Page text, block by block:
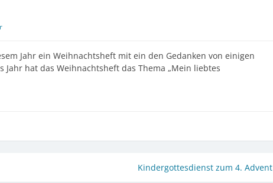
Jahr ein Weihnachtsheft mit ein den Gedanken von einigen
Jahr hat das Weihnachtsheft das Thema „Mein liebtes
Kindergottesdienst zum 4. Advent